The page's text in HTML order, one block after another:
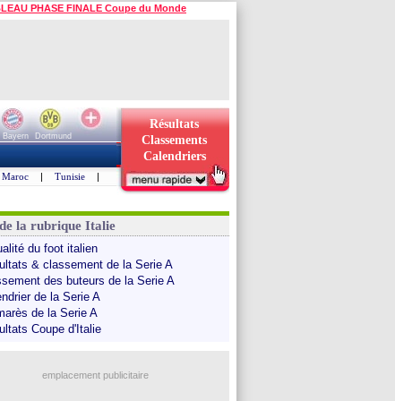
PHASE FINALE Coupe du Monde
Bayern
Dortmund
Résultats
Classements
Calendriers
Maroc | Tunisie |
la rubrique Italie
du foot italien
& classement de la Serie A
des buteurs de la Serie A
de la Serie A
de la Serie A
Coupe d'Italie
emplacement publicitaire